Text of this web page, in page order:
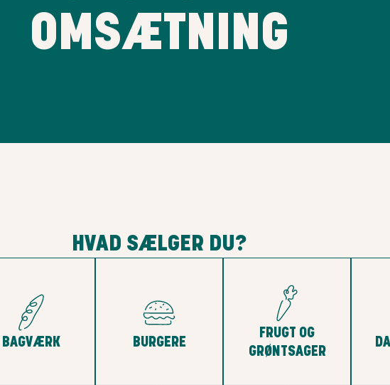
OMSÆTNING
HVAD SÆLGER DU?
BAGVÆRK BURGERE
FRUGT OG
GRØNTSAGER